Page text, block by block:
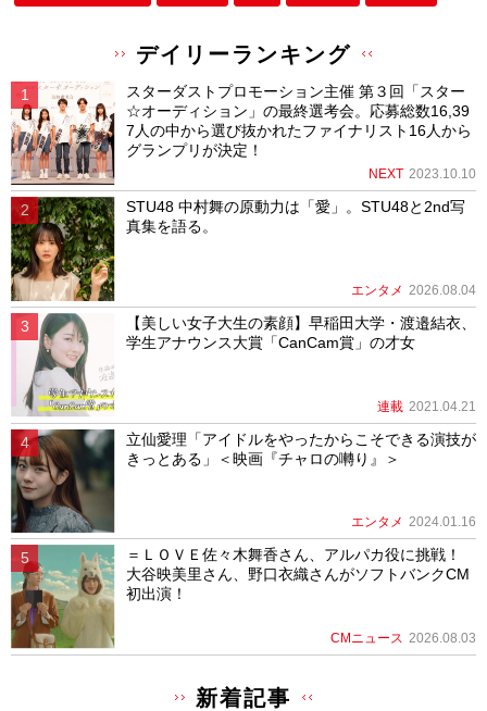
デイリーランキング
スターダストプロモーション主催 第３回「スター
☆オーディション」の最終選考会。応募総数16,39
7人の中から選び抜かれたファイナリスト16人から
グランプリが決定！
NEXT 2023.10.10
STU48 中村舞の原動力は「愛」。STU48と2nd写
真集を語る。
エンタメ 2026.08.04
【美しい女子大生の素顔】早稲田大学・渡邉結衣、
学生アナウンス大賞「CanCam賞」の才女
連載 2021.04.21
立仙愛理「アイドルをやったからこそできる演技が
きっとある」＜映画『チャロの囀り』＞
エンタメ 2024.01.16
＝ＬＯＶＥ佐々木舞香さん、アルパカ役に挑戦！
大谷映美里さん、野口衣織さんがソフトバンクCM
初出演！
CMニュース 2026.08.03
新着記事